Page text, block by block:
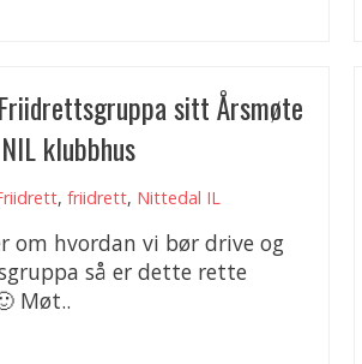
sitt Årsmøte
klubbhus
, friidrett, Nittedal IL
om hvordan vi bør drive og
så er dette rette
Møt..